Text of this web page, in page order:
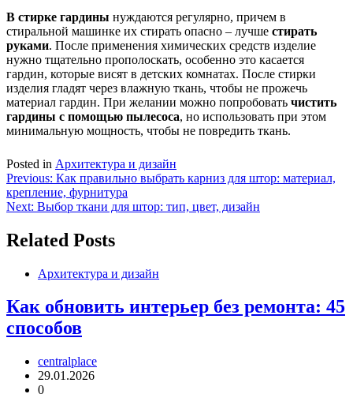
В стирке гардины нуждаются регулярно, причем в
стиральной машинке их стирать опасно – лучше стирать
руками. После применения химических средств изделие
нужно тщательно прополоскать, особенно это касается
гардин, которые висят в детских комнатах. После стирки
изделия гладят через влажную ткань, чтобы не прожечь
материал гардин. При желании можно попробовать чистить
гардины с помощью пылесоса, но использовать при этом
минимальную мощность, чтобы не повредить ткань.
Posted in Архитектура и дизайн
Навигация
по
Previous: Как правильно выбрать карниз для штор: материал,
крепление, фурнитура
Next: Выбор ткани для штор: тип, цвет, дизайн
Related Posts
Архитектура и дизайн
Как обновить интерьер без ремонта: 45
способов
centralplace
29.01.2026
0